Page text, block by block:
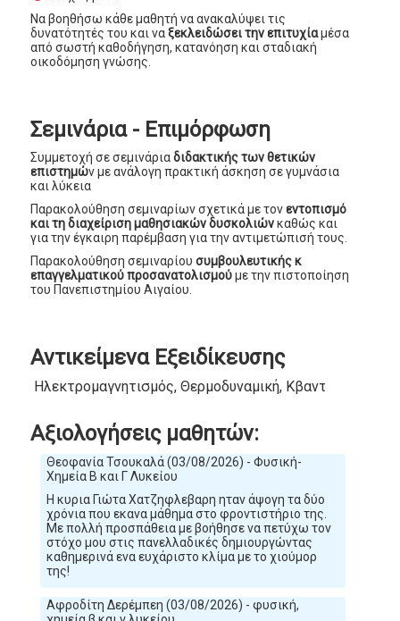
Να βοηθήσω κάθε μαθητή να ανακαλύψει τις
δυνατότητές του και ναξεκλειδώσει την επιτυχίαμέσα
από σωστή καθοδήγηση, κατανόηση και σταδιακή
οικοδόμηση γνώσης.
Σεμινάρια - Επιμόρφωση
Συμμετοχή σε σεμινάριαδιδακτικής των θετικών
επιστημών με ανάλογη πρακτική άσκηση σε γυμνάσια
και λύκεια
Παρακολούθηση σεμιναρίων σχετικά με τονεντοπισμό
και τη διαχείριση μαθησιακών δυσκολιώνκαθώς και
για την έγκαιρη παρέμβαση για την αντιμετώπισή τους.
Παρακολούθηση σεμιναρίουσυμβουλευτικής κ
επαγγελματικού προσανατολισμούμε την πιστοποίηση
του Πανεπιστημίου Αιγαίου.
Αντικείμενα Εξειδίκευσης
Ηλεκτρομαγνητισμός, Θερμοδυναμική,
Αξιολογήσεις μαθητών:
Θεοφανία Τσουκαλά (03/08/2026) - Φυσική-
Χημεία Β και Γ Λυκείου
Η κυρια Γιώτα Χατζηφλεβαρη ηταν άψογη τα δύο
χρόνια που εκανα μάθημα στο φροντιστήριο της.
Με πολλή προσπάθεια με βοήθησε να πετύχω τον
στόχο μου στις πανελλαδικές δημιουργώντας
καθημερινά ενα ευχάριστο κλίμα με το χιούμορ
της!
Αφροδίτη Δερέμπεη (03/08/2026) - φυσική,